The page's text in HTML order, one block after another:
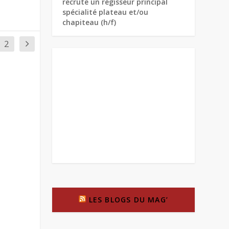
2
spécialité plateau et/ou
chapiteau (h/f)
LES BLOGS DU MAG’